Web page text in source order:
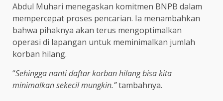
Abdul Muhari menegaskan komitmen BNPB dalam
mempercepat proses pencarian. Ia menambahkan
bahwa pihaknya akan terus mengoptimalkan
operasi di lapangan untuk meminimalkan jumlah
korban hilang.
“Sehingga nanti daftar korban hilang bisa kita
minimalkan sekecil mungkin.”tambahnya.